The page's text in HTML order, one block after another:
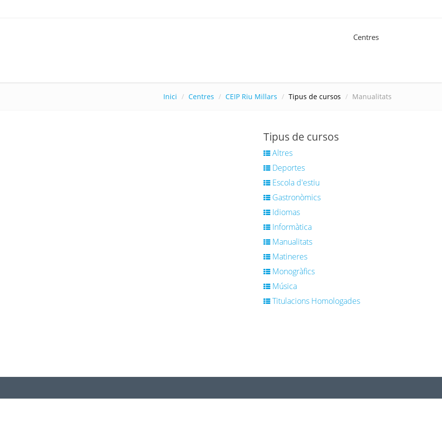
Centres
Inici Centres CEIP Riu Millars Tipus de cursos Manualitats
Tipus de cursos
Altres
Deportes
Escola d'estiu
Gastronòmics
Idiomas
Informàtica
Manualitats
Matineres
Monogràfics
Música
Titulacions Homologades